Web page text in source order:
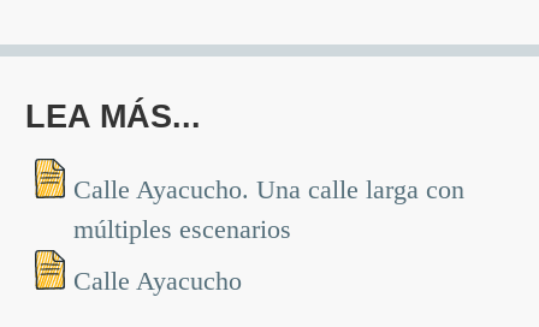
LEA MÁS...
Calle Ayacucho. Una calle larga con
múltiples escenarios
Calle Ayacucho